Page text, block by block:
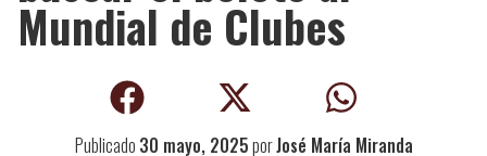
Mundial de Clubes
Publicado 30 mayo, 2025porJosé María Miranda